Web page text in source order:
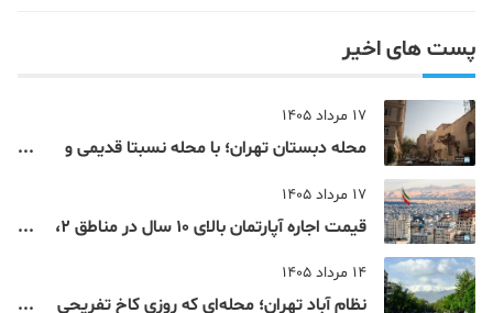
پست های اخیر
17 مرداد 1405
محله دبستان تهران؛ با محله نسبتا قدیمی و
17 مرداد 1405
قیمت اجاره آپارتمان بالای 10 سال در مناطق 2،
14 مرداد 1405
نظام‌ آباد تهران؛ محله‌ای که روزی کاخ تفریحی